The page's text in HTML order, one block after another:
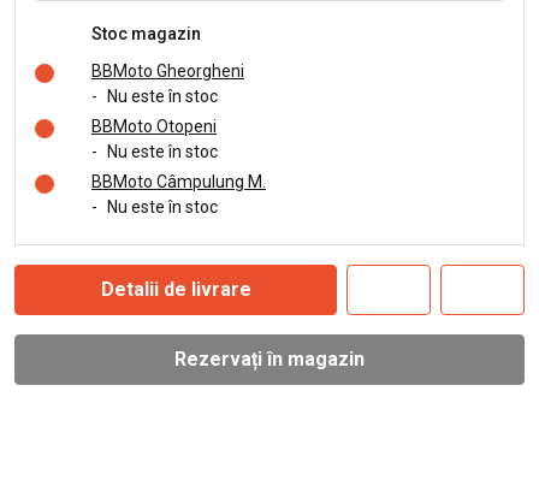
Stoc magazin
BBMoto Gheorgheni
- Nu este în stoc
BBMoto Otopeni
- Nu este în stoc
BBMoto Câmpulung M.
- Nu este în stoc
Detalii de livrare
Rezervați în magazin